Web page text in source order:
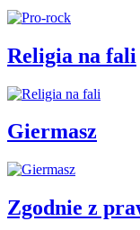
Religia na fali
Giermasz
Zgodnie z